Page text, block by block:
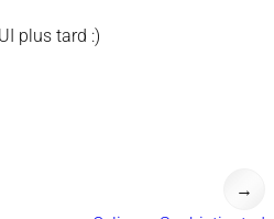
plus tard :)
→